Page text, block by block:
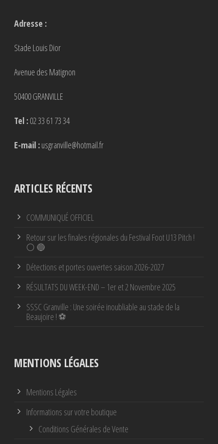
Adresse :
Stade Louis Dior
Avenue des Matignon
50400 GRANVILLE
Tel :02 33 61 73 34
E-mail :usgranville@hotmail.fr
ARTICLES RÉCENTS
COMMUNIQUÉ OFFICIEL
Retour sur les finales régionales du Festival Foot U13 Pitch !
⚪ 🔵
Détections et portes ouvertes saison 2026-2027
RÉSULTATS DU WEEK-END – 1er et 2 Novembre 2025
SSSC Granville : Une soirée inoubliable au stade de la
Beaujoire ! ⚽
MENTIONS LÉGALES
Mentions Légales
Informations sur votre boutique
Conditions Générales de Vente